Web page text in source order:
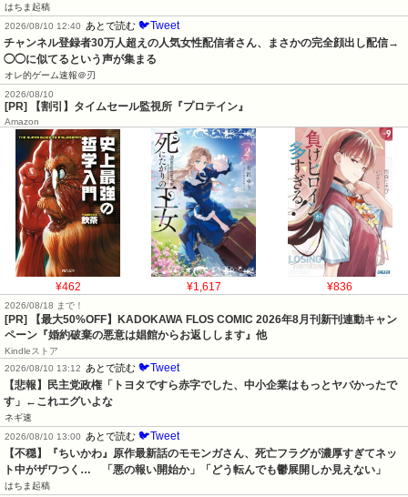
はちま起稿
2026/08/10 12:40
あとで読む 🐦Tweet
チャンネル登録者30万人超えの人気女性配信者さん、まさかの完全顔出し配信→
◯◯に似てるという声が集まる
オレ的ゲーム速報＠刃
2026/08/10
[PR] 【割引】タイムセール監視所『プロテイン』
Amazon
¥462 ¥1,617 ¥836
2026/08/18 まで！
[PR] 【最大50%OFF】KADOKAWA FLOS COMIC 2026年8月刊新刊連動キャン
ペーン『婚約破棄の悪意は娼館からお返しします』他
Kindleストア
2026/08/10 13:12
あとで読む 🐦Tweet
【悲報】民主党政権「トヨタですら赤字でした、中小企業はもっとヤバかったで
す」←これエグいよな
ネギ速
2026/08/10 13:00
あとで読む 🐦Tweet
【不穏】『ちいかわ』原作最新話のモモンガさん、死亡フラグが濃厚すぎてネッ
ト中がザワつく…　「悪の報い開始か」「どう転んでも鬱展開しか見えない」
はちま起稿